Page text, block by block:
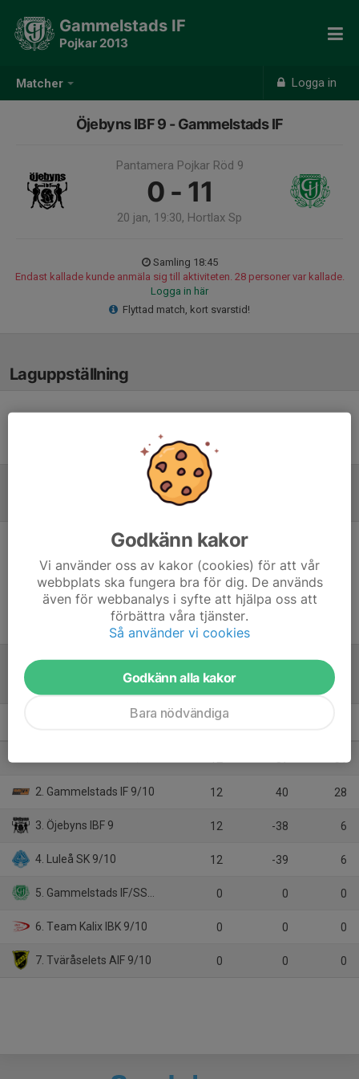
Matcher Logga in
Gammelstads IF
Pojkar 2013
Öjebyns IBF 9 - Gammelstads IF
Pantamera Pojkar Röd 9
0 - 11
20 jan, 19:30, Hortlax Sp
Samling 18:45
Endast kallade kunde anmäla sig till aktiviteten. 28 personer var kallade.
Logga in här
Flyttad match, kort svarstid!
Laguppställning
Inget referat skrivet
Tabell
12 37 31
2. Gammelstads IF 9/10 12 40 28
3. Öjebyns IBF 9 12 -38 6
4. Luleå SK 9/10 12 -39 6
5. Gammelstads IF/SSK 8/9 0 0 0
6. Team Kalix IBK 9/10 0 0 0
7. Tväråselets AIF 9/10 0 0 0
Godkänn kakor
Vi använder oss av kakor (cookies) för att vår
webbplats ska fungera bra för dig. De används
även för webbanalys i syfte att hjälpa oss att
förbättra våra tjänster.
Så använder vi cookies
Godkänn alla kakor
Bara nödvändiga